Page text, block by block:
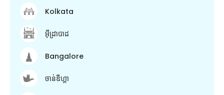
Kolkata
អ៊ីដ្រាបាដ
Bangalore
ចាន់ឌីហ្គា